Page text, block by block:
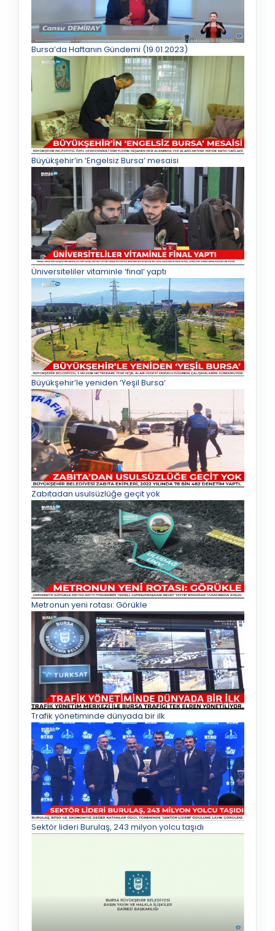
Bursa’da Haftanın Gündemi (19.01.2023)
Büyükşehir’in ‘Engelsiz Bursa’ mesaisi
Üniversiteliler vitaminle ‘final’ yaptı
Büyükşehir’le yeniden ‘Yeşil Bursa’
Zabıtadan usulsüzlüğe geçit yok
Metronun yeni rotası: Görükle
Trafik yönetiminde dünyada bir ilk
Sektör lideri Burulaş, 243 milyon yolcu taşıdı